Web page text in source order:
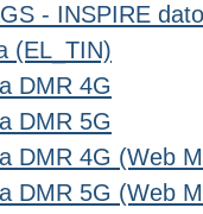
- INSPIRE
(EL_TIN)
DMR 4G
DMR 5G
DMR 4G (Web
DMR 5G (Web